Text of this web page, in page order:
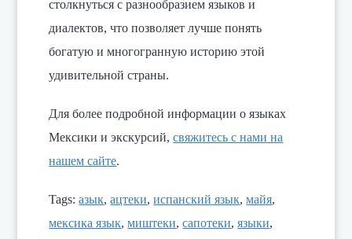
столкнуться с разнообразием языков и
диалектов, что позволяет лучше понять
богатую и многогранную историю этой
удивительной страны.
Для более подробной информации о языках
Мексики и экскурсий,свяжитесь с нами на
нашем сайте.
Tags:азык,ацтеки,испанский язык,майя,
мексика язык,миштеки,сапотеки,языки,